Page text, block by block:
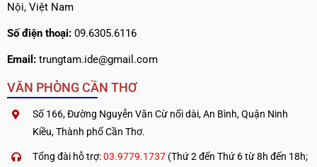
Nội, Việt Nam
Số điện thoại: 09.6305.6116
Email: trungtam.ide@gmail.com
VĂN PHÒNG CẦN THƠ
Số 166, Đường Nguyễn Văn Cừ nối dài, An Bình, Quận Ninh
Kiều, Thành phố Cần Thơ.
Tổng đài hỗ trợ:03.9779.1737 (Thứ 2 đến Thứ 6 từ 8h đến 18h;